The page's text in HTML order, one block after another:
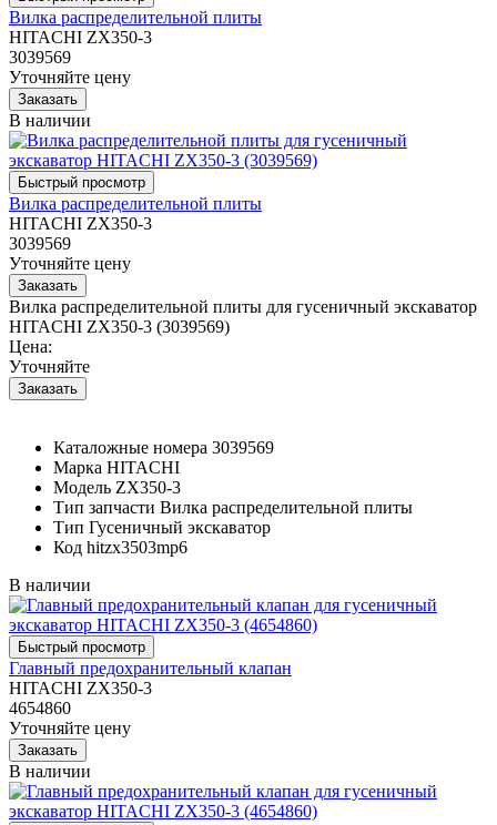
Вилка распределительной плиты
HITACHI ZX350-3
3039569
Уточняйте цену
В наличии
Вилка распределительной плиты
HITACHI ZX350-3
3039569
Уточняйте цену
Вилка распределительной плиты для гусеничный экскаватор
HITACHI ZX350-3 (3039569)
Цена:
Уточняйте
Каталожные номера 3039569
Марка HITACHI
Модель ZX350-3
Тип запчасти Вилка распределительной плиты
Тип Гусеничный экскаватор
Код hitzx3503mp6
В наличии
Главный предохранительный клапан
HITACHI ZX350-3
4654860
Уточняйте цену
В наличии